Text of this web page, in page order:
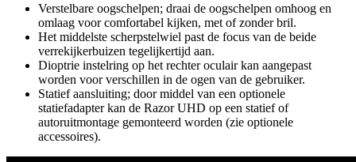
Verstelbare oogschelpen; draai de oogschelpen omhoog en
omlaag voor comfortabel kijken, met of zonder bril.
Het middelste scherpstelwiel past de focus van de beide
verrekijkerbuizen tegelijkertijd aan.
Dioptrie instelring op het rechter oculair kan aangepast
worden voor verschillen in de ogen van de gebruiker.
Statief aansluiting; door middel van een optionele
statiefadapter kan de Razor UHD op een statief of
autoruitmontage gemonteerd worden (zie optionele
accessoires).